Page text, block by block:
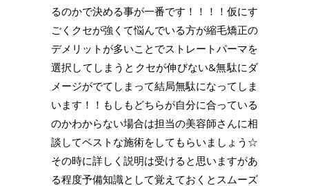
るのかで決める事が一番です！！！！仮にす
ごくクセが強くて悩んでいる方が縮毛矯正の
デメリットが多いことでストレートパーマを
選択してしまうとクセが伸びない&無駄にダ
メージがでてしまって結局無駄になってしま
います！！もしもどちらが自分に合っている
のかわからない場合は担当の美容師さんに相
談してベストな施術をしてもらいましょう☆
その時に詳しく説明は受けると思いますがあ
る程度予備知識として覚えておくとスムーズ